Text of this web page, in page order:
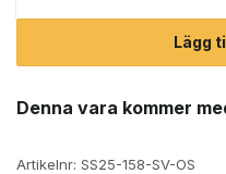
180 kr.
är:
136
Lägg
Denna vara kommer
Artikelnr: SS25-158-SV-OS